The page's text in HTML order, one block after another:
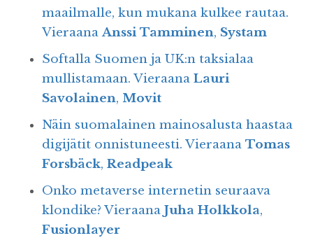
maailmalle, kun mukana kulkee rautaa.
VieraanaAnssi Tamminen, Systam
Softalla Suomen ja UK:n taksialaa
mullistamaan. Vieraana Lauri
Savolainen, Movit
Näin suomalainen mainosalusta haastaa
digijätit onnistuneesti. Vieraana Tomas
Forsbäck, Readpeak
Onko metaverse internetin seuraava
klondike? Vieraana Juha Holkkola,
Fusionlayer